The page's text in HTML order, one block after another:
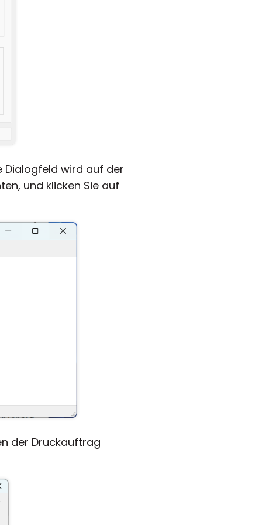
Dialogfeld wird auf der
und klicken Sie auf
der Druckauftrag